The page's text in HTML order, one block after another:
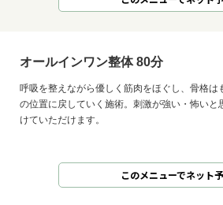
オールインワン整体 80分
呼吸を整えながら優しく筋肉をほぐし、骨格は
の位置に戻していく施術。刺激が強い・怖いと
けていただけます。
このメニューでネット